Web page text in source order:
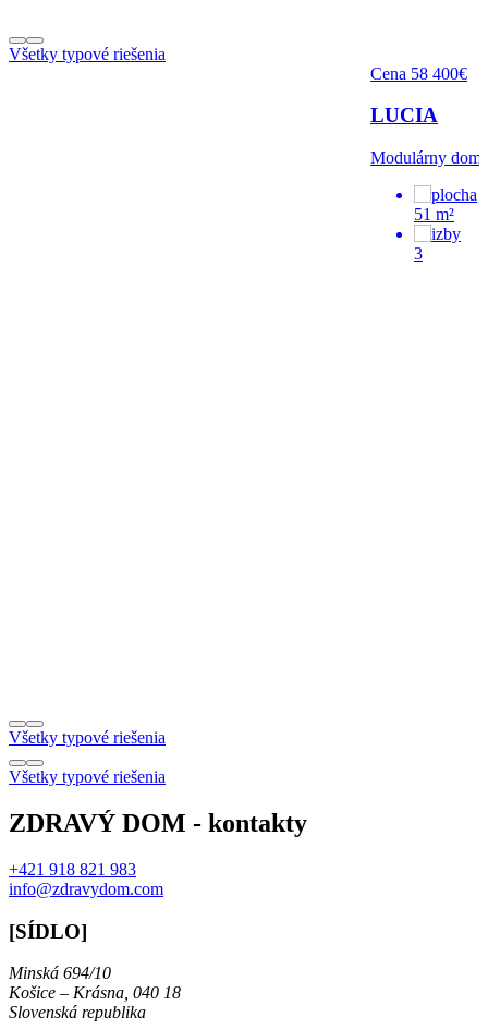
Všetky typové riešenia
Všetky typové riešenia
Všetky typové riešenia
ZDRAVÝ DOM - kontakty
+421 918 821 983
info@zdravydom.com
[SÍDLO]
Minská 694/10
Košice – Krásna, 040 18
Slovenská republika